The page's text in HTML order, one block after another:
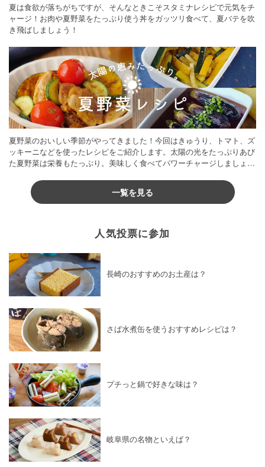
夏は食欲が落ちがちですが、そんなときこそスタミナレシピで元気をチ
ャージ！お肉や夏野菜をたっぷり使う丼をガッツリ食べて、夏バテを吹
き飛ばしましょう！
夏野菜のおいしい季節がやってきました！今回はきゅうり、トマト、ズ
ッキーニなどを使ったレシピをご紹介します。太陽の光をたっぷりあび
た夏野菜は栄養もたっぷり。美味しく食べてパワーチャージしましょう
一覧を見る
人気投票に参加
長崎のおすすめのお土産は？
さば水煮缶を使うおすすめレシピは？
プチっと鍋で好きな味は？
岐阜県の名物といえば？